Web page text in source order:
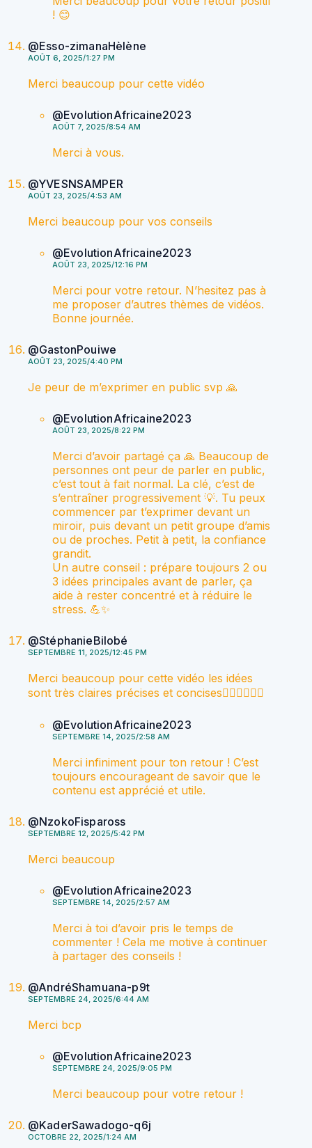
! 😊
@Esso-zimanaHèlène
AOÛT 6, 2025/1:27 PM
Merci beaucoup pour cette vidéo
@EvolutionAfricaine2023
AOÛT 7, 2025/8:54 AM
Merci à vous.
@YVESNSAMPER
AOÛT 23, 2025/4:53 AM
Merci beaucoup pour vos conseils
@EvolutionAfricaine2023
AOÛT 23, 2025/12:16 PM
Merci pour votre retour. N’hesitez pas à
me proposer d’autres thèmes de vidéos.
Bonne journée.
@GastonPouiwe
AOÛT 23, 2025/4:40 PM
Je peur de m’exprimer en public svp 🙏
@EvolutionAfricaine2023
AOÛT 23, 2025/8:22 PM
Merci d’avoir partagé ça 🙏 Beaucoup de
personnes ont peur de parler en public,
c’est tout à fait normal. La clé, c’est de
s’entraîner progressivement 💡. Tu peux
commencer par t’exprimer devant un
miroir, puis devant un petit groupe d’amis
ou de proches. Petit à petit, la confiance
grandit.
Un autre conseil : prépare toujours 2 ou
3 idées principales avant de parler, ça
aide à rester concentré et à réduire le
stress. 💪✨
@StéphanieBilobé
SEPTEMBRE 11, 2025/12:45 PM
Merci beaucoup pour cette vidéo les idées
sont très claires précises et concises👌🏽👌🏽👌🏽
@EvolutionAfricaine2023
SEPTEMBRE 14, 2025/2:58 AM
Merci infiniment pour ton retour ! C’est
toujours encourageant de savoir que le
contenu est apprécié et utile.
@NzokoFispaross
SEPTEMBRE 12, 2025/5:42 PM
Merci beaucoup
@EvolutionAfricaine2023
SEPTEMBRE 14, 2025/2:57 AM
Merci à toi d’avoir pris le temps de
commenter ! Cela me motive à continuer
à partager des conseils !
@AndréShamuana-p9t
SEPTEMBRE 24, 2025/6:44 AM
Merci bcp
@EvolutionAfricaine2023
SEPTEMBRE 24, 2025/9:05 PM
Merci beaucoup pour votre retour !
@KaderSawadogo-q6j
OCTOBRE 22, 2025/1:24 AM